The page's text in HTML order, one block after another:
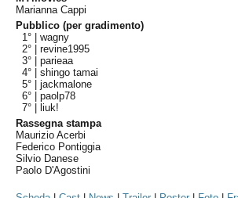
Marianna Cappi
Pubblico (per gradimento)
1° |wagny
2° |revine1995
3° |parieaa
4° |shingo tamai
5° |jackmalone
6° |paolp78
7° |
liuk!
Rassegna stampa
Maurizio Acerbi
Federico Pontiggia
Silvio Danese
Paolo D'Agostini